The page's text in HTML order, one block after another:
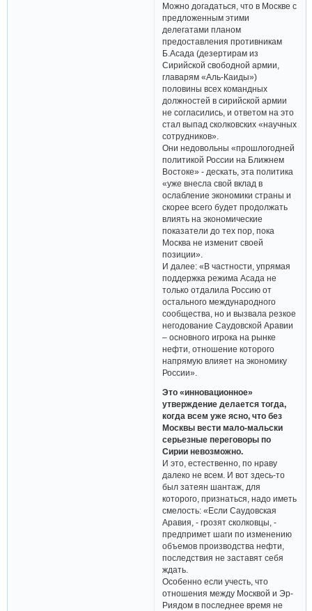
Можно догадаться, что в Москве с
предложенным этими
делегатами планом
предоставления противникам
Б.Асада (дезертирам из
Сирийской свободной армии,
главарям «Аль-Каиды»)
половины всех командных
должностей в сирийской армии
не согласились, и ответом на это
стал выпад сколковских «научных
сотрудников».
Они недовольны «прошлогодней
политикой России на Ближнем
Востоке» - дескать, эта политика
«уже внесла свой вклад в
ослабление экономики страны и
скорее всего будет продолжать
влиять на экономические
показатели до тех пор, пока
Москва не изменит своей
позиции».
И далее: «В частности, упрямая
поддержка режима Асада не
только отдалила Россию от
остального международного
сообщества, но и вызвала резкое
негодование Саудовской Аравии
– основного игрока на рынке
нефти, отношение которого
напрямую влияет на экономику
России».
Это «инновационное»
утверждение делается тогда,
когда всем уже ясно, что без
Москвы вести мало-мальски
серьезные переговоры по
Сирии невозможно.
И это, естественно, по нраву
далеко не всем. И вот здесь-то
был затеян шантаж, для
которого, признаться, надо иметь
смелость: «Если Саудовская
Аравия, - грозят сколковцы, -
предпримет шаги по изменению
объемов производства нефти,
последствия не заставят себя
ждать.
Особенно если учесть, что
отношения между Москвой и Эр-
Риядом в последнее время не